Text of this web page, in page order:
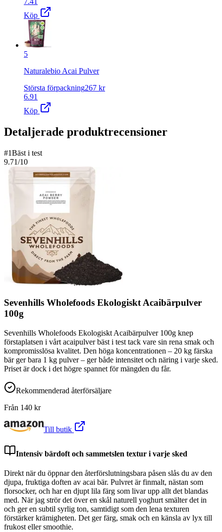
Köp
5
Naturalebio Acai Pulver
Största förpackning267 kr
6.91
Köp
Detaljerade produktrecensioner
#1Bäst i test
9.71/10
Sevenhills Wholefoods Ekologiskt Acaibärpulver
100g
Sevenhills Wholefoods Ekologiskt Acaibärpulver 100g knep
förstaplatsen i vårt acaipulver bäst i test tack vare sin rena smak och
kompromisslösa kvalitet. Den höga koncentrationen – 20 kg färska
bär ger bara 1 kg pulver – ger både intensitet och näring i varje sked.
Priset är dock i det högre spannet för mängden du får.
Rekommenderad återförsäljare
Från 140 kr
Till butik
Intensiv bärdoft och sammetslen textur i varje sked
Direkt när du öppnar den återförslutningsbara påsen slås du av den
djupa, fruktiga doften av acai bär. Pulvret är finmalt, nästan som
florsocker, och har en djupt lila färg som livar upp allt det blandas
med. När jag strör det över en skål naturell yoghurt smälter det in
och ger en subtil syrlig ton, samtidigt som den lena texturen
förstärker krämigheten. Det ger färg, smak och en känsla av lyx till
frukost eller smoothie.